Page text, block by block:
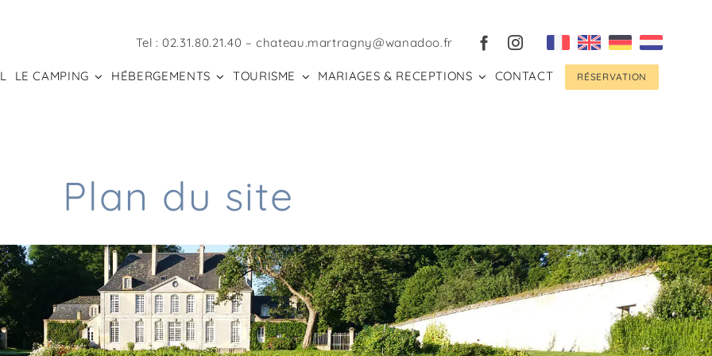
Tel :02.31.80.21.40 – chateau.martragny@wanadoo.fr
LE CAMPING HÉBERGEMENTS TOURISME MARIAGES & RECEPTIONS CONTACT RÉSERVATION
Plan du site